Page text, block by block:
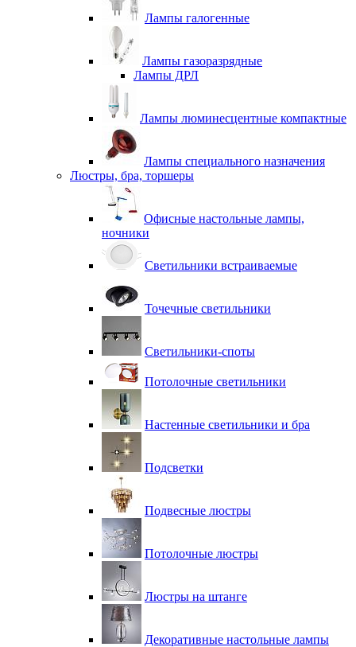
Лампы галогенные
Лампы газоразрядные
Лампы ДРЛ
Лампы люминесцентные компактные
Лампы специального назначения
Люстры, бра, торшеры
Офисные настольные лампы,
ночники
Светильники встраиваемые
Точечные светильники
Светильники-споты
Потолочные светильники
Настенные светильники и бра
Подсветки
Подвесные люстры
Потолочные люстры
Люстры на штанге
Декоративные настольные лампы